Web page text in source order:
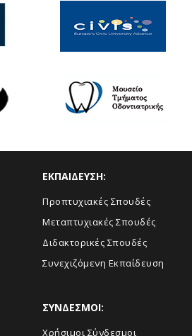
ΕΚΠΑΙΔΕΥΣΗ:
Προπτυχιακές Σπουδές
Μεταπτυχιακές Σπουδές
Διδακτορικές Σπουδές
Συνεχιζόμενη Εκπαίδευση
ΣΥΝΔΕΣΜΟΙ:
Χρήσιμοι Σύνδεσμοι